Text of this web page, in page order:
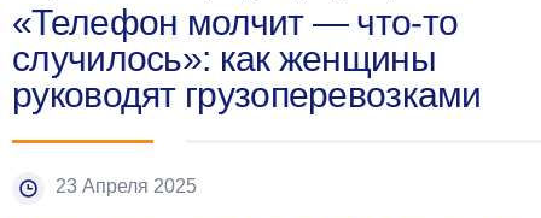
«Телефон молчит — что-то
случилось»: как женщины
руководят грузоперевозками
23 Апреля 2025